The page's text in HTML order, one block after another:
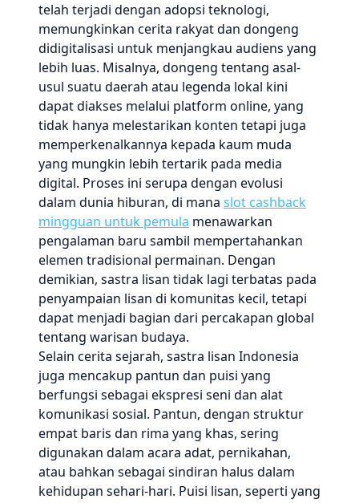
telah terjadi dengan adopsi teknologi,
memungkinkan cerita rakyat dan dongeng
didigitalisasi untuk menjangkau audiens yang
lebih luas. Misalnya, dongeng tentang asal-
usul suatu daerah atau legenda lokal kini
dapat diakses melalui platform online, yang
tidak hanya melestarikan konten tetapi juga
memperkenalkannya kepada kaum muda
yang mungkin lebih tertarik pada media
digital. Proses ini serupa dengan evolusi
dalam dunia hiburan, di mana slot cashback
mingguan untuk pemula menawarkan
pengalaman baru sambil mempertahankan
elemen tradisional permainan. Dengan
demikian, sastra lisan tidak lagi terbatas pada
penyampaian lisan di komunitas kecil, tetapi
dapat menjadi bagian dari percakapan global
tentang warisan budaya.
Selain cerita sejarah, sastra lisan Indonesia
juga mencakup pantun dan puisi yang
berfungsi sebagai ekspresi seni dan alat
komunikasi sosial. Pantun, dengan struktur
empat baris dan rima yang khas, sering
digunakan dalam acara adat, pernikahan,
atau bahkan sebagai sindiran halus dalam
kehidupan sehari-hari. Puisi lisan, seperti yang